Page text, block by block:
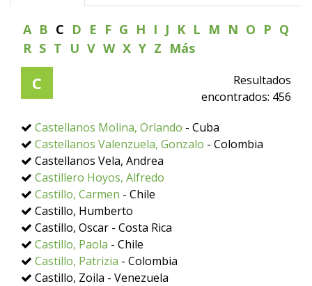
A B C D E F G H I J K L M N O P Q
R S T U V W X Y Z Más
C
Resultados
encontrados: 456
Castellanos Molina, Orlando - Cuba
Castellanos Valenzuela, Gonzalo - Colombia
Castellanos Vela, Andrea
Castillero Hoyos, Alfredo
Castillo, Carmen - Chile
Castillo, Humberto
Castillo, Oscar - Costa Rica
Castillo, Paola - Chile
Castillo, Patrizia - Colombia
Castillo, Zoila - Venezuela